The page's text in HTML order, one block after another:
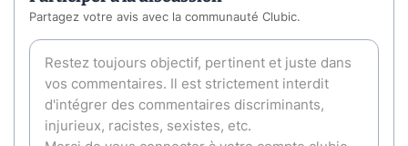
Partagez votre avis avec la communauté Clubic.